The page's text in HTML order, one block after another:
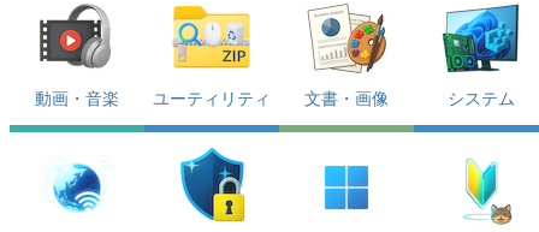
動画・音楽 ユーティリティ 文書・画像 システム